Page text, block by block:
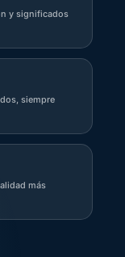
y significados
siempre
más